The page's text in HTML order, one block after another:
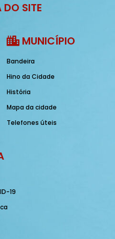
SITE
MUNICÍPIO
Bandeira
Hino da Cidade
História
Mapa da cidade
Telefones úteis
19